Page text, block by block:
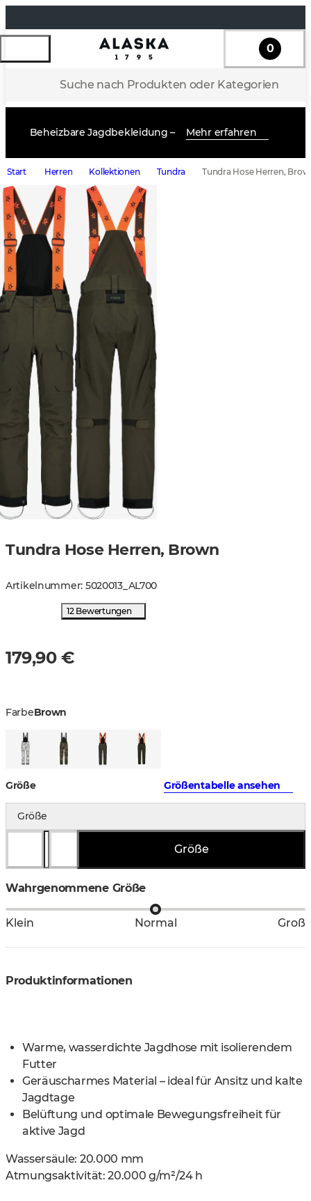
Suche nach Produkten oder Kategorien
0
Beheizbare Jagdbekleidung – Mehr erfahren
Start Herren Kollektionen Tundra Tundra Hose Herren,
Tundra Hose Herren, Brown
Artikelnummer: 5020013_ AL700
12 Bewertungen
179,90 €
FarbeBrown
Größe Größentabelle ansehen
Größe
Größe
Wahrgenommene Größe
Klein Normal Groß
Produktinformationen
Warme, wasserdichte Jagdhose mit isolierendem
Futter
Geräuscharmes Material – ideal für Ansitz und kalte
Jagdtage
Belüftung und optimale Bewegungsfreiheit für
aktive Jagd
Wassersäule: 20.000 mm
Atmungsaktivität: 20.000 g/m²/24 h